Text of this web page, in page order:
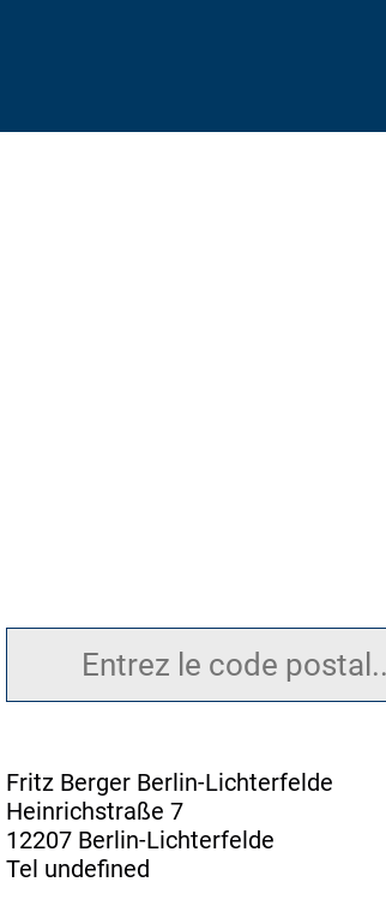
Fritz Berger Berlin-Lichterfelde
Heinrichstraße 7
12207 Berlin-Lichterfelde
Tel undefined